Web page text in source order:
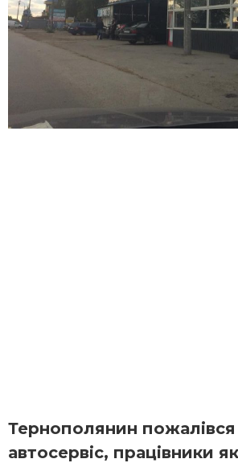
Тернополянин пожалівся
автосервіс, працівники